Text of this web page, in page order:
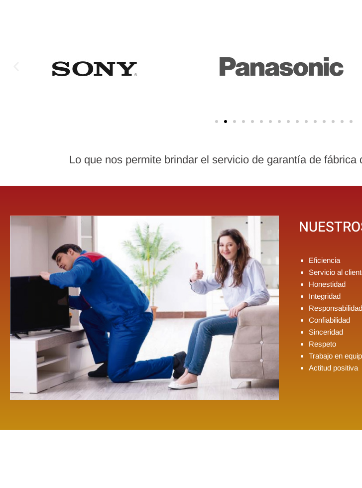
Lo que nos permite brindar el servicio de garantía de fábrica
Eficiencia
Servicio al
Honestidad
Integridad
Responsabilidad
Confiabilidad
Sinceridad
Respeto
Trabajo en
Actitud positiva